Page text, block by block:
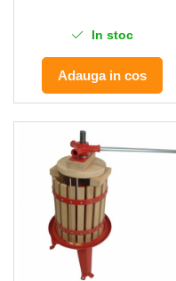
In stoc
Adauga in cos